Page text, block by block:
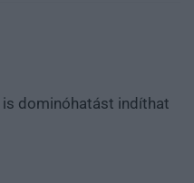
dominóhatást indíthat